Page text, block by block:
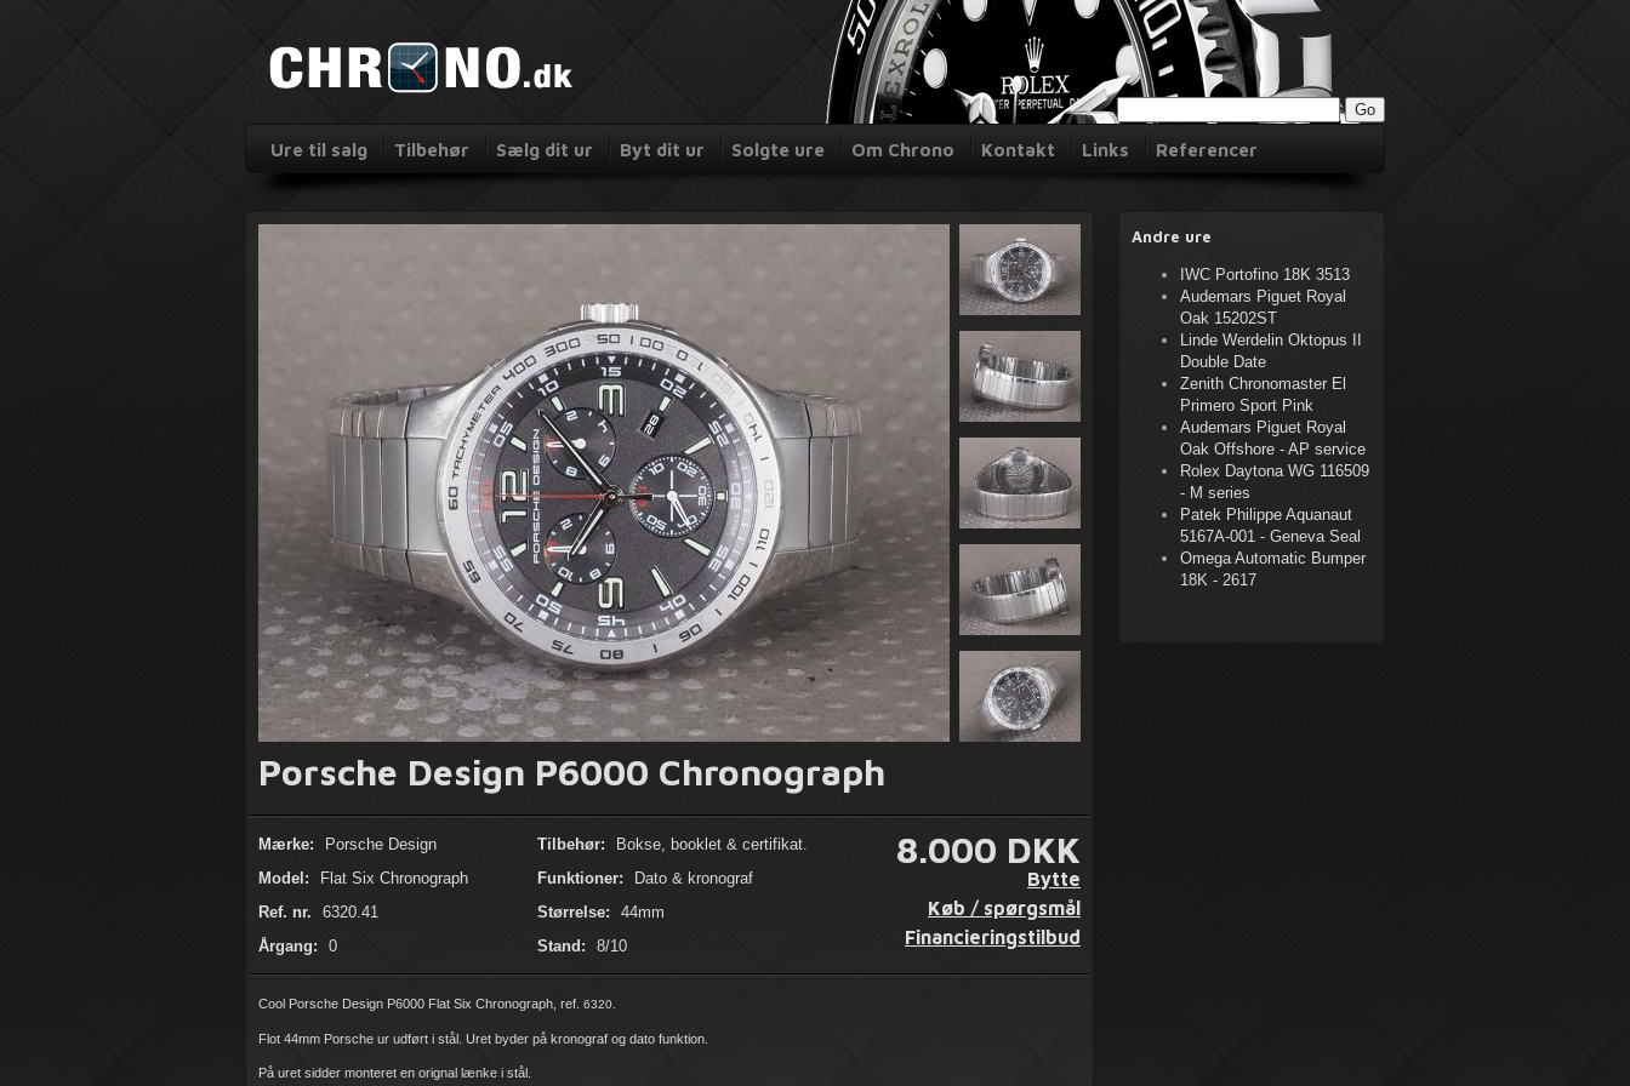
Ure til salg Tilbehør Sælg dit ur Byt dit ur Solgte ure Om Chrono Kontakt Links Referencer
Porsche Design P6000 Chronograph
Mærke:
Porsche Design
Model:
Flat Six Chronograph
Ref. nr.
6320.41
Årgang:
0
Tilbehør:
Bokse, booklet & certifikat.
Funktioner:
Dato & kronograf
Størrelse:
44mm
Stand:
8/10
8.000 DKK
Bytte
Køb / spørgsmål
Financieringstilbud
Cool Porsche Design P6000 Flat Six Chronograph, ref. 6320.
Flot 44mm Porsche ur udført i stål. Uret byder på kronograf og dato funktion.
På uret sidder monteret en orignal lænke i stål.
Andre ure
IWC Portofino 18K 3513
Audemars Piguet Royal
Oak 15202ST
Linde Werdelin Oktopus II
Double Date
Zenith Chronomaster El
Primero Sport Pink
Audemars Piguet Royal
Oak Offshore - AP service
Rolex Daytona WG 116509
- M series
Patek Philippe Aquanaut
5167A-001 - Geneva Seal
Omega Automatic Bumper
18K - 2617